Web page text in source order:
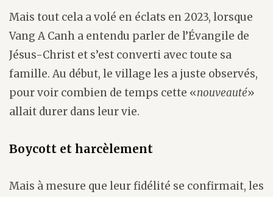
Mais tout cela a volé en éclats en 2023, lorsque
Vang A Canh a entendu parler de l’Évangile de
Jésus-Christ et s’est converti avec toute sa
famille. Au début, le village les a juste observés,
pour voir combien de temps cette «nouveauté»
allait durer dans leur vie.
Boycott et harcèlement
Mais à mesure que leur fidélité se confirmait, les